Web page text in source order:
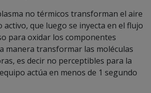
no térmicos transforman el aire
activo, que luego se inyecta en el flujo
para oxidar los componentes
manera transformar las moléculas
es decir no perceptibles para la
actúa en menos de 1 segundo